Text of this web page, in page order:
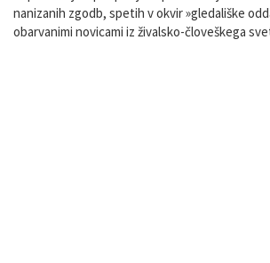
nanizanih zgodb, spetih v okvir »gledališke
obarvanimi novicami iz živalsko-človeškega